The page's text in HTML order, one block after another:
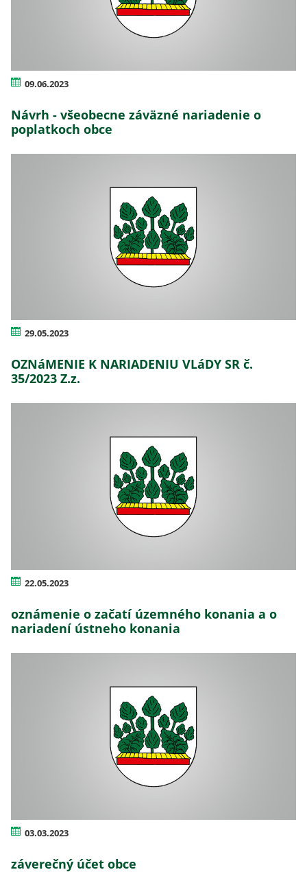
09.06.2023
Návrh - všeobecne záväzné nariadenie o
poplatkoch obce
29.05.2023
OZNáMENIE K NARIADENIU VLáDY SR č.
35/2023 Z.z.
22.05.2023
oznámenie o začatí územného konania a o
nariadení ústneho konania
03.03.2023
záverečný účet obce